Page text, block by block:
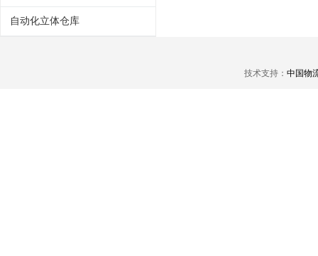
自动化立体仓库
技术支持： 中国物